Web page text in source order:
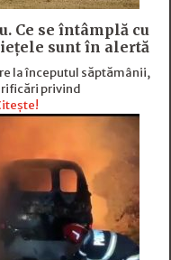
Ce se întâmplă cu
sunt în alertă
la începutul săptămânii,
privind